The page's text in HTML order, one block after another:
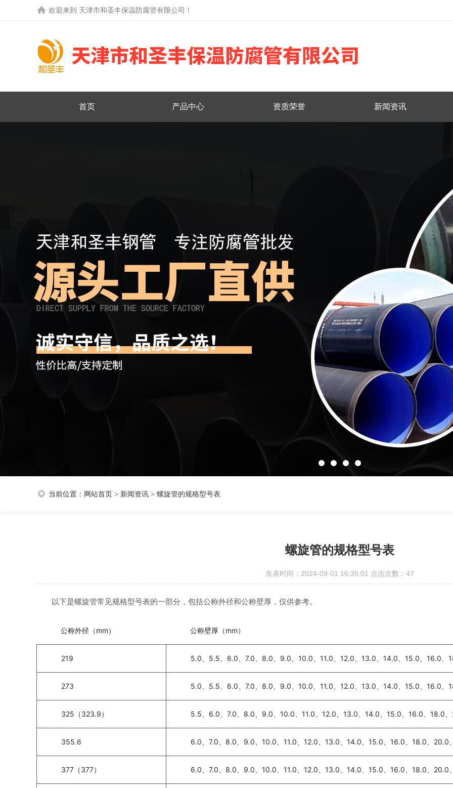
欢迎来到 天津市和圣丰保温防腐管有限公司 ！
首页 产品中心 资质荣誉 新闻资讯
当前位置： 网站首页 > 新闻资讯 > 螺旋管的规格型号表
螺旋管的规格型号表
发表时间：2024-09-01 16:35:01 点击次数：47
以下是螺旋管常见规格型号表的一部分，包括公称外径和公称壁厚，仅供参考。
公称外径（mm） 公称壁厚（mm）
219 5.0、5.5、6.0、7.0、8.0、9.0、10.0、11.0、12.0、13.0、14.0、15.0、16.0、
273 5.0、5.5、6.0、7.0、8.0、9.0、10.0、11.0、12.0、13.0、14.0、15.0、16.0、
325（323.9） 5.5、6.0、7.0、8.0、9.0、10.0、11.0、12.0、13.0、14.0、15.0、16.0、18.0
355.6 6.0、7.0、8.0、9.0、10.0、11.0、12.0、13.0、14.0、15.0、16.0、18.0、20.0
377（377） 6.0、7.0、8.0、9.0、10.0、11.0、12.0、13.0、14.0、15.0、16.0、18.0、20.0